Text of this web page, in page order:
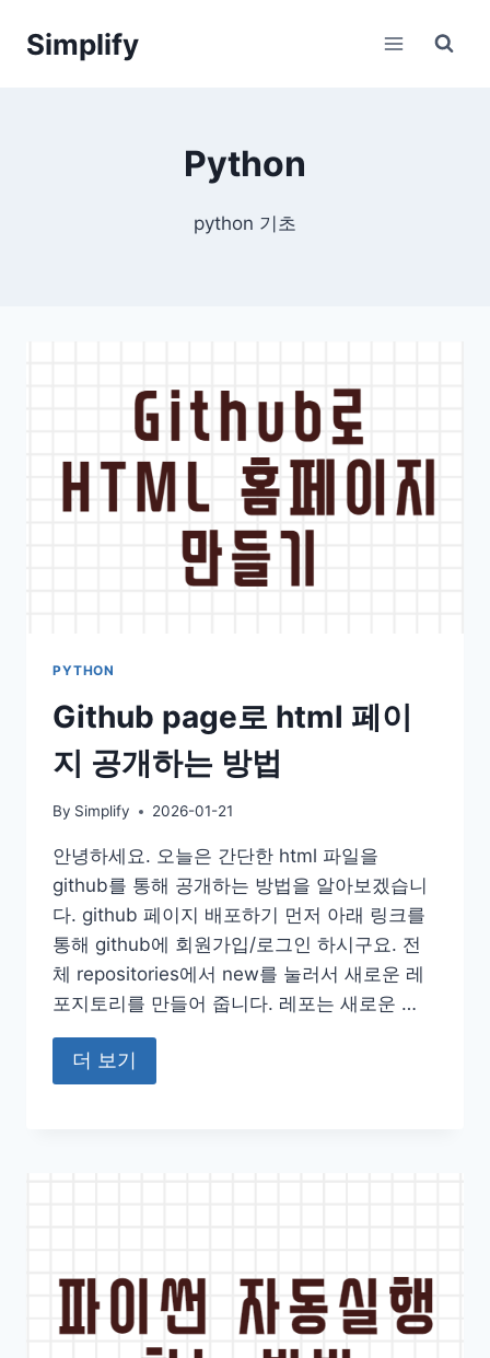
Simplify
Python
python 기초
PYTHON
Github page로 html 페이
지 공개하는 방법
By Simplify 2026-01-21
안녕하세요. 오늘은 간단한 html 파일을
github를 통해 공개하는 방법을 알아보겠습니
다. github 페이지 배포하기 먼저 아래 링크를
통해 github에 회원가입/로그인 하시구요. 전
체 repositories에서 new를 눌러서 새로운 레
포지토리를 만들어 줍니다. 레포는 새로운 …
더 보기